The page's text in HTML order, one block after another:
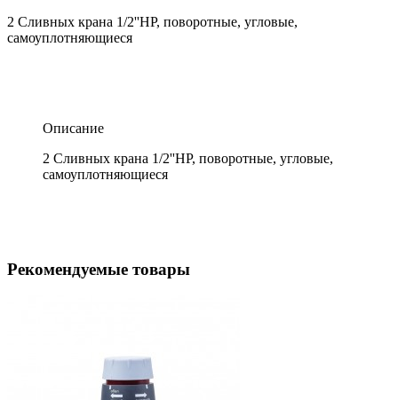
2 Сливных крана 1/2''НР, поворотные, угловые,
самоуплотняющиеся
Описание
2 Сливных крана 1/2''НР, поворотные, угловые,
самоуплотняющиеся
Рекомендуемые товары